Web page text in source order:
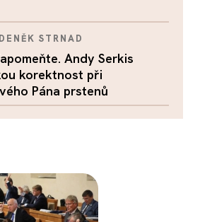
STRNAD
Andy Serkis
korektnost při
Pána prstenů